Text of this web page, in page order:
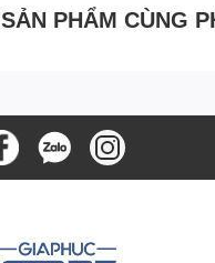
SẢN PHẨM CÙNG